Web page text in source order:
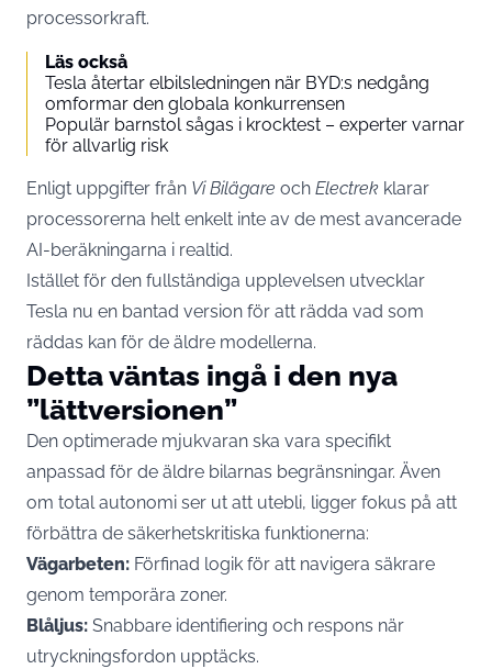
processorkraft.
Läs också
Tesla återtar elbilsledningen när BYD:s nedgång
omformar den globala konkurrensen
Populär barnstol sågas i krocktest – experter varnar
för allvarlig risk
Enligt uppgifter från Vi Bilägare och Electrek klarar
processorerna helt enkelt inte av de mest avancerade
AI-beräkningarna i realtid.
Istället för den fullständiga upplevelsen utvecklar
Tesla nu en bantad version för att rädda vad som
räddas kan för de äldre modellerna.
Detta väntas ingå i den nya
”lättversionen”
Den optimerade mjukvaran ska vara specifikt
anpassad för de äldre bilarnas begränsningar. Även
om total autonomi ser ut att utebli, ligger fokus på att
förbättra de säkerhetskritiska funktionerna:
Vägarbeten: Förfinad logik för att navigera säkrare
genom temporära zoner.
Blåljus: Snabbare identifiering och respons när
utryckningsfordon upptäcks.